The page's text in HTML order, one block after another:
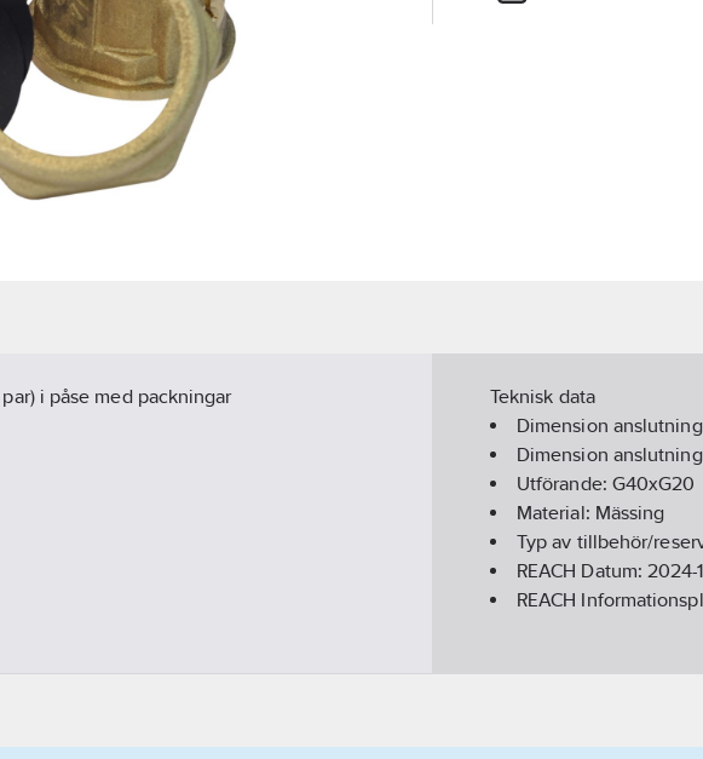
i påse med packningar
Teknisk data
Dimension anslutning
Dimension
Utförande: G40xG20
Material: Mässing
Typ av tillbehör/
REACH Datum:2024-
REACH